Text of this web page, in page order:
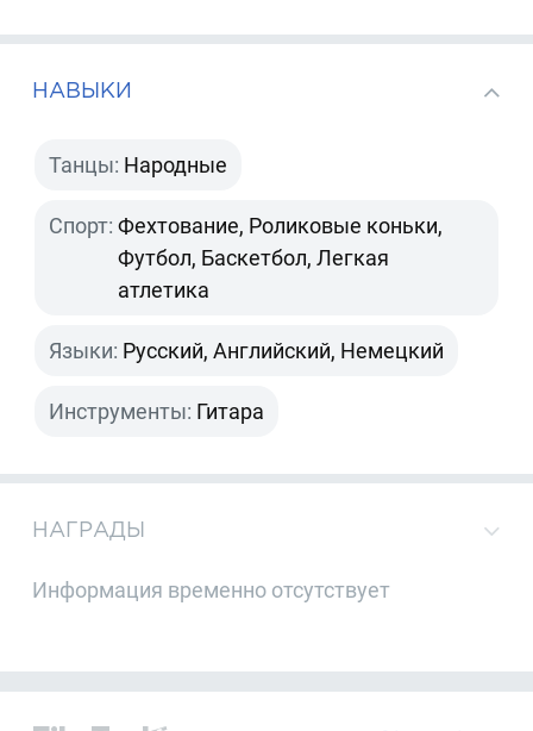
НАВЫКИ
Танцы: Народные
Спорт: Фехтование, Роликовые коньки,
Футбол, Баскетбол, Легкая
атлетика
Языки: Русский, Английский, Немецкий
Инструменты: Гитара
НАГРАДЫ
Информация временно отсутствует